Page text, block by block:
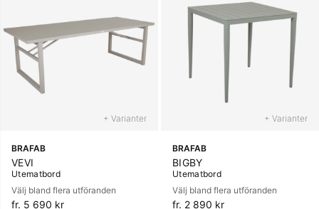
+ Varianter
BRAFAB
VEVI
Utematbord
Välj bland flera utföranden
fr. 5 690 kr
+ Varianter
BRAFAB
BIGBY
Utematbord
Välj bland flera utföranden
fr. 2 890 kr